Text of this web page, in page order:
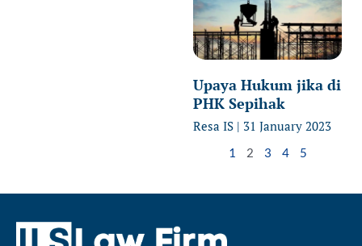
Upaya Hukum jika di
PHK Sepihak
Resa IS 31 January 2023
1 2 3 4 5